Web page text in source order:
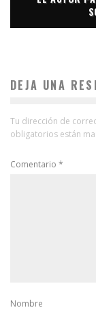
DEJA UNA
Tu dirección de
obligatorios están
Comentario *
Nombre